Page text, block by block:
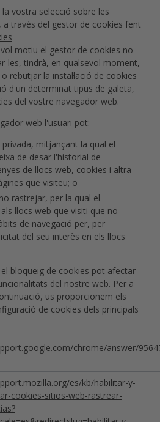
vostra selecció sobre les
a través del gestor de cookies fent
motiu el gestor de cookies no
les, tindrà, en qualsevol moment,
rebutjar la instal·lació de cookies
d'un determinat tipus de galeta,
del vostre navegador web.
web l'usuari pot:
mitjançant la qual el
de desar l'historial de
de llocs web, cookies i altra
que visiteu; o
rastrejar, per la qual el
llocs web que visiti que no
de navegació per, per
del seu interès en els llocs
bloqueig de cookies pot afectar
del nostre web. Per a
us proporcionem els
de cookies dels principals
chrome/answer/
es/kb/habilitar-y-
cookies-sitios-web-rastrear-